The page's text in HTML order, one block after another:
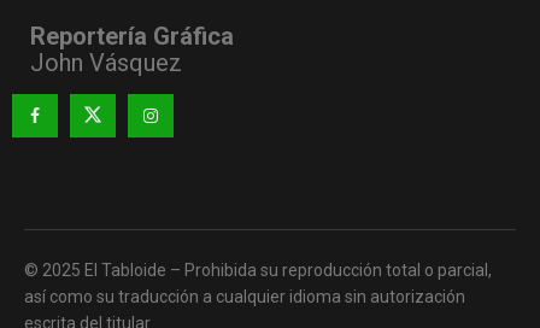
Reportería Gráfica
John Vásquez
© 2025 El Tabloide – Prohibida su reproducción total o parcial,
así como su traducción a cualquier idioma sin autorización
escrita del titular